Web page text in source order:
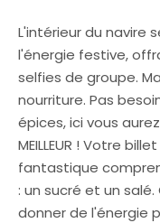
L'intérieur du navire
l'énergie festive,
selfies de groupe.
nourriture. Pas
épices, ici vous aurez
MEILLEUR ! Votre
fantastique
: un sucré et un
donner de l'énergie